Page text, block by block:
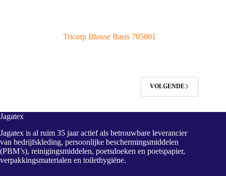
Tricorp Blouse Basis 705001
VOLGENDE
Jagatex
Jagatex is al ruim 35 jaar actief als betrouwbare leverancier
van bedrijfskleding, persoonlijke beschermingsmiddelen
(PBM’s), reinigingsmiddelen, poetsdoeken en poetspapier,
verpakkingsmaterialen en toilethygiëne.